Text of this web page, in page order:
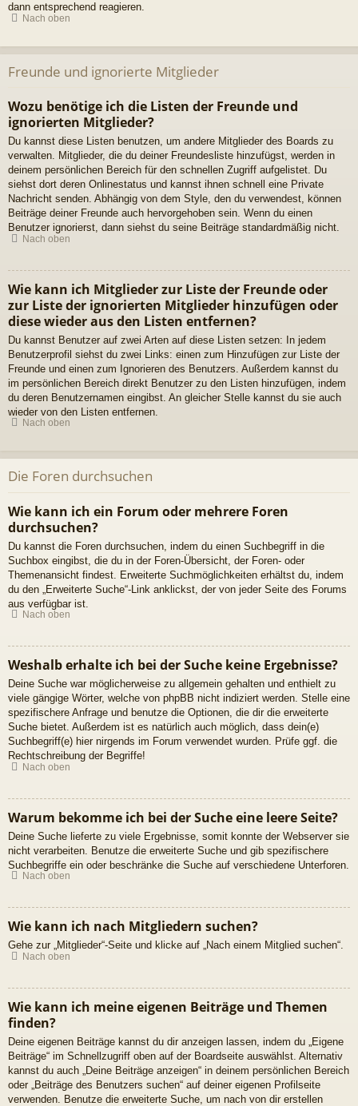
dann entsprechend reagieren.
Nach oben
Freunde und ignorierte Mitglieder
Wozu benötige ich die Listen der Freunde und
ignorierten Mitglieder?
Du kannst diese Listen benutzen, um andere Mitglieder des Boards zu
verwalten. Mitglieder, die du deiner Freundesliste hinzufügst, werden in
deinem persönlichen Bereich für den schnellen Zugriff aufgelistet. Du
siehst dort deren Onlinestatus und kannst ihnen schnell eine Private
Nachricht senden. Abhängig von dem Style, den du verwendest, können
Beiträge deiner Freunde auch hervorgehoben sein. Wenn du einen
Benutzer ignorierst, dann siehst du seine Beiträge standardmäßig nicht.
Nach oben
Wie kann ich Mitglieder zur Liste der Freunde oder
zur Liste der ignorierten Mitglieder hinzufügen oder
diese wieder aus den Listen entfernen?
Du kannst Benutzer auf zwei Arten auf diese Listen setzen: In jedem
Benutzerprofil siehst du zwei Links: einen zum Hinzufügen zur Liste der
Freunde und einen zum Ignorieren des Benutzers. Außerdem kannst du
im persönlichen Bereich direkt Benutzer zu den Listen hinzufügen, indem
du deren Benutzernamen eingibst. An gleicher Stelle kannst du sie auch
wieder von den Listen entfernen.
Nach oben
Die Foren durchsuchen
Wie kann ich ein Forum oder mehrere Foren
durchsuchen?
Du kannst die Foren durchsuchen, indem du einen Suchbegriff in die
Suchbox eingibst, die du in der Foren-Übersicht, der Foren- oder
Themenansicht findest. Erweiterte Suchmöglichkeiten erhältst du, indem
du den „Erweiterte Suche“-Link anklickst, der von jeder Seite des Forums
aus verfügbar ist.
Nach oben
Weshalb erhalte ich bei der Suche keine Ergebnisse?
Deine Suche war möglicherweise zu allgemein gehalten und enthielt zu
viele gängige Wörter, welche von phpBB nicht indiziert werden. Stelle eine
spezifischere Anfrage und benutze die Optionen, die dir die erweiterte
Suche bietet. Außerdem ist es natürlich auch möglich, dass dein(e)
Suchbegriff(e) hier nirgends im Forum verwendet wurden. Prüfe ggf. die
Rechtschreibung der Begriffe!
Nach oben
Warum bekomme ich bei der Suche eine leere Seite?
Deine Suche lieferte zu viele Ergebnisse, somit konnte der Webserver sie
nicht verarbeiten. Benutze die erweiterte Suche und gib spezifischere
Suchbegriffe ein oder beschränke die Suche auf verschiedene Unterforen.
Nach oben
Wie kann ich nach Mitgliedern suchen?
Gehe zur „Mitglieder“-Seite und klicke auf „Nach einem Mitglied suchen“.
Nach oben
Wie kann ich meine eigenen Beiträge und Themen
finden?
Deine eigenen Beiträge kannst du dir anzeigen lassen, indem du „Eigene
Beiträge“ im Schnellzugriff oben auf der Boardseite auswählst. Alternativ
kannst du auch „Deine Beiträge anzeigen“ in deinem persönlichen Bereich
oder „Beiträge des Benutzers suchen“ auf deiner eigenen Profilseite
verwenden. Benutze die erweiterte Suche, um nach von dir erstellen